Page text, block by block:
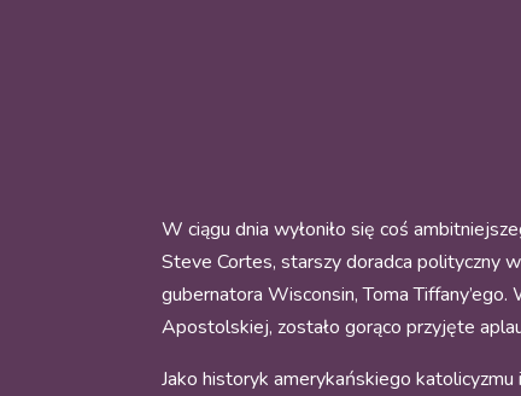
W ciągu dnia wyłoniło się coś
Steve Cortes, starszy doradca polityczny
gubernatora Wisconsin, Toma
Apostolskiej, zostało gorąco przyjęte
Jako historyk amerykańskiego